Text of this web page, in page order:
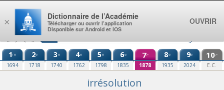
Aller au contenu
1re
1694
2e
1718
3e
1740
4e
1762
5e
1798
6e
1835
7e
1878
8e
1935
9e
2024
10e
E.C.
irrésolution
×
Dictionnaire de l’Académie
Télécharger ou ouvrir l’application
Disponible sur Android et iOS
OUVRIR